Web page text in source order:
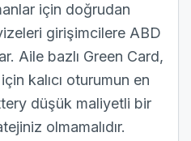
için doğrudan
girişimcilere ABD
Aile bazlı Green Card,
kalıcı oturumun en
düşük maliyetli bir
olmamalıdır.